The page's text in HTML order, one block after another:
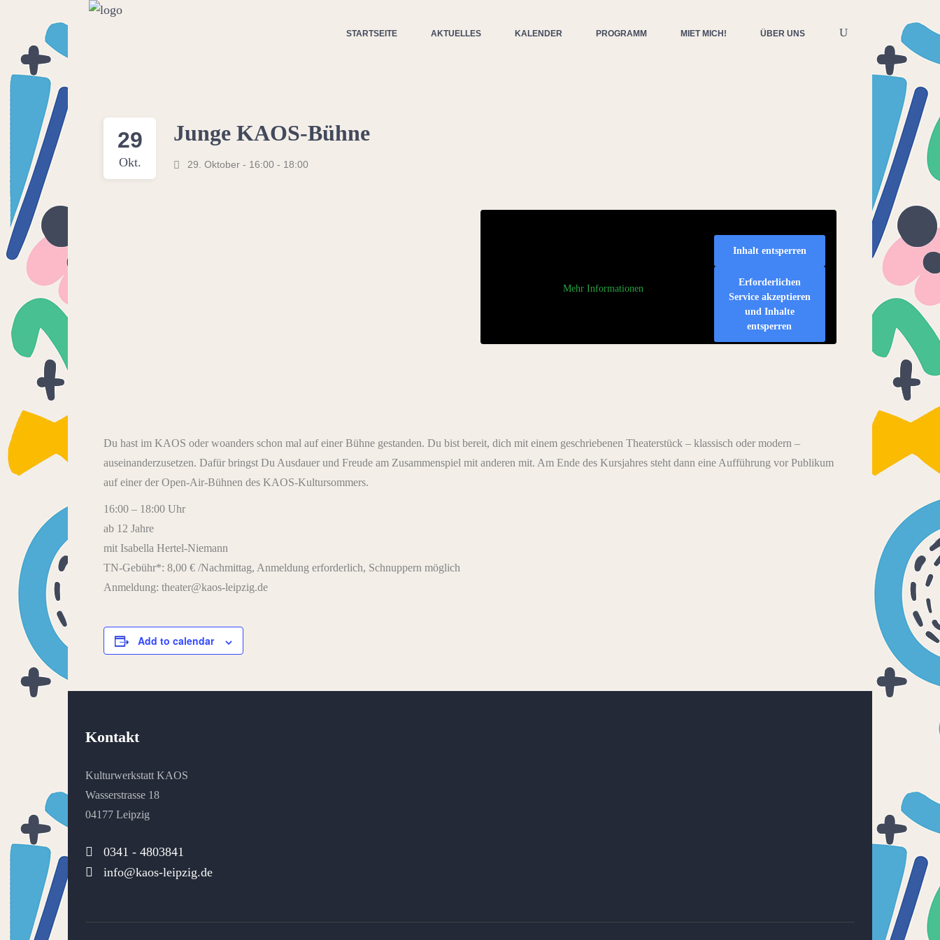
STARTSEITE AKTUELLES KALENDER PROGRAMM MIET MICH! ÜBER UNS
29
Okt.
Junge KAOS-Bühne
29. Oktober - 16:00 - 18:00
Mehr Informationen
Inhalt entsperren
Erforderlichen
Service akzeptieren
und Inhalte
entsperren
Du hast im KAOS oder woanders schon mal auf einer Bühne gestanden. Du bist bereit, dich mit einem geschriebenen Theaterstück – klassisch oder modern –
auseinanderzusetzen. Dafür bringst Du Ausdauer und Freude am Zusammenspiel mit anderen mit. Am Ende des Kursjahres steht dann eine Aufführung vor Publikum
auf einer der Open-Air-Bühnen des KAOS-Kultursommers.
16:00 – 18:00 Uhr
ab 12 Jahre
mit Isabella Hertel-Niemann
TN-Gebühr*: 8,00 € /Nachmittag, Anmeldung erforderlich, Schnuppern möglich
Anmeldung: theater@kaos-leipzig.de
Add to calendar
Kontakt
Kulturwerkstatt KAOS
Wasserstrasse 18
04177 Leipzig
0341 - 4803841
info@kaos-leipzig.de